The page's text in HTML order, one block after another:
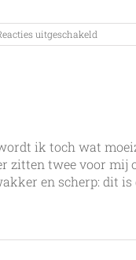
uitgeschakeld
Doneren
ik toch wat
twee voor mij
en scherp: dit